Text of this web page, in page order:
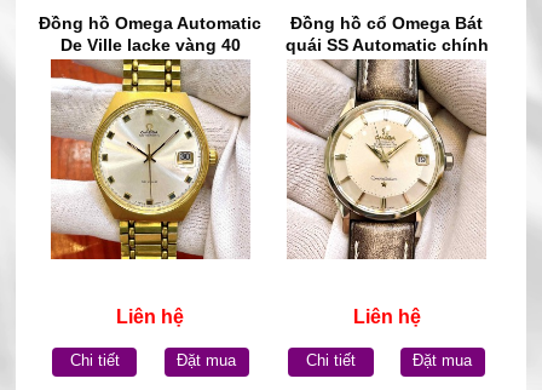
Đồng hồ Omega Automatic
De Ville lacke vàng 40
micro chính hãng Thụy Sĩ
Liên hệ
Chi tiết Đặt mua
Đồng hồ cổ Omega Bát
quái SS Automatic chính
hãng Thụy Sĩ
Liên hệ
Chi tiết Đặt mua